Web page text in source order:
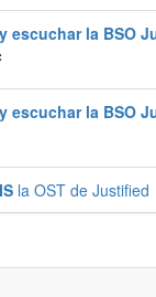
escuchar la BSO
escuchar la BSO
la OST de Justified